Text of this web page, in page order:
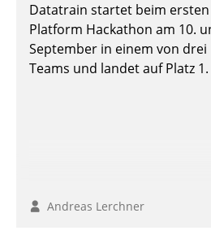
Datatrain startet beim ersten
Platform Hackathon am 10.
September in einem von drei
Teams und landet auf Platz 1.
Andreas Lerchner